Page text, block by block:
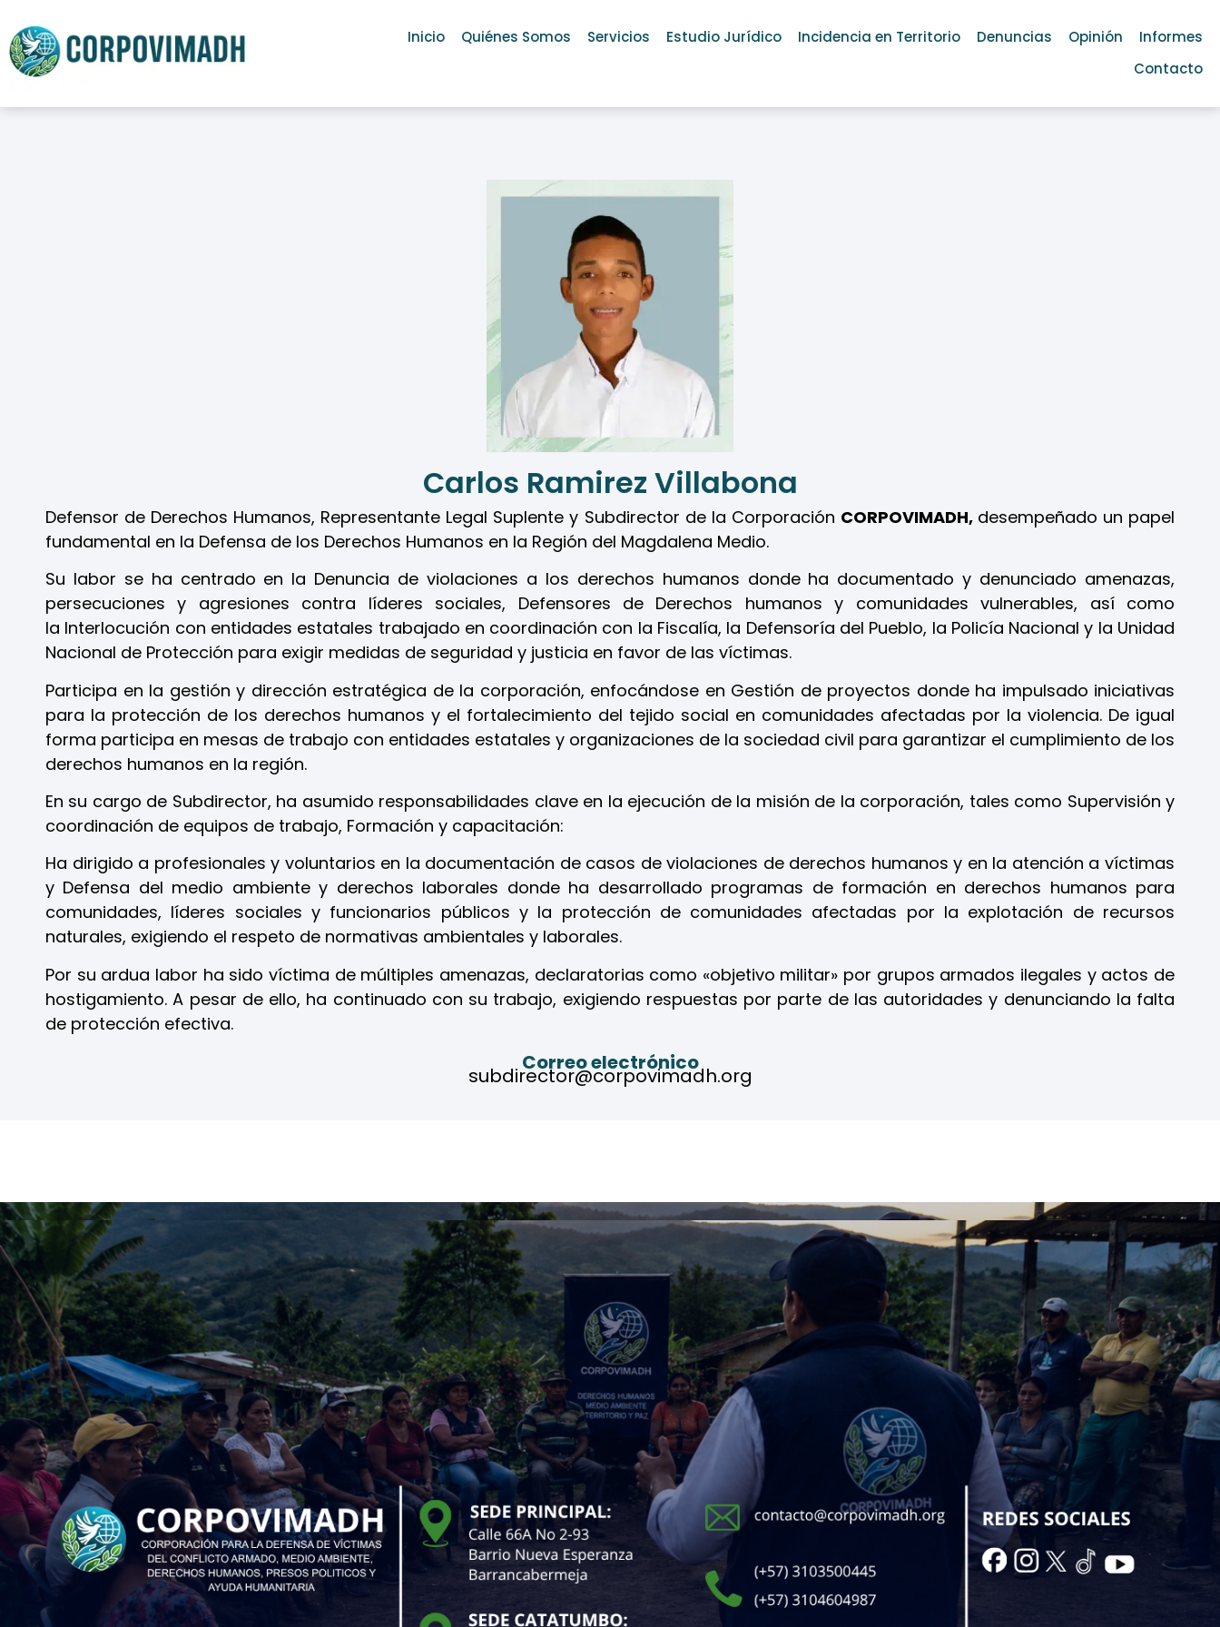
Inicio Quiénes Somos Servicios Estudio Jurídico Incidencia en Territorio Denuncias Opinión
Informes
Contacto
Carlos Ramirez Villabona
Defensor de Derechos Humanos, Representante Legal Suplente y Subdirector de la Corporación CORPOVIMADH, desempeñado un papel
fundamental en la Defensa de los Derechos Humanos en la Región del Magdalena Medio.
Su labor se ha centrado en la Denuncia de violaciones a los derechos humanos donde ha documentado y denunciado amenazas,
persecuciones y agresiones contra líderes sociales, Defensores de Derechos humanos y comunidades vulnerables, así como
la Interlocución con entidades estatales trabajado en coordinación con la Fiscalía, la Defensoría del Pueblo, la Policía Nacional y la Unidad
Nacional de Protección para exigir medidas de seguridad y justicia en favor de las víctimas.
Participa en la gestión y dirección estratégica de la corporación, enfocándose en Gestión de proyectos donde ha impulsado iniciativas
para la protección de los derechos humanos y el fortalecimiento del tejido social en comunidades afectadas por la violencia. De igual
forma participa en mesas de trabajo con entidades estatales y organizaciones de la sociedad civil para garantizar el cumplimiento de los
derechos humanos en la región.
En su cargo de Subdirector, ha asumido responsabilidades clave en la ejecución de la misión de la corporación, tales como Supervisión y
coordinación de equipos de trabajo, Formación y capacitación:
Ha dirigido a profesionales y voluntarios en la documentación de casos de violaciones de derechos humanos y en la atención a víctimas
y Defensa del medio ambiente y derechos laborales donde ha desarrollado programas de formación en derechos humanos para
comunidades, líderes sociales y funcionarios públicos yla protección de comunidades afectadas por la explotación de recursos
naturales, exigiendo el respeto de normativas ambientales y laborales.
Por su ardua labor ha sido víctima de múltiples amenazas, declaratorias como «objetivo militar» por grupos armados ilegales y actos de
hostigamiento. A pesar de ello, ha continuado con su trabajo, exigiendo respuestas por parte de las autoridades y denunciando la falta
de protección efectiva.
Correo electrónico
subdirector@corpovimadh.org